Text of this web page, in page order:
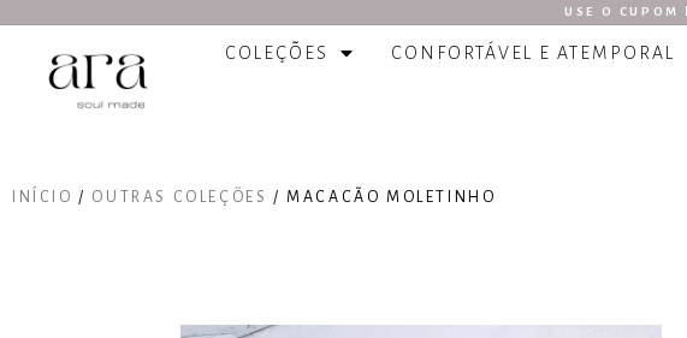
USE O CUPOM
COLEÇÕES CONFORTÁVEL E ATEMPORAL
INÍCIO / OUTRAS COLEÇÕES / MACACÃO MOLETINHO